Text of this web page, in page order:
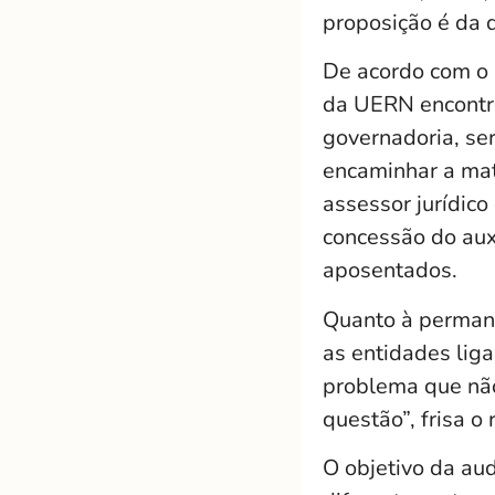
proposição é da
De acordo com
da UERN
governadoria,
encaminhar a
assessor
concessão do
aposentados.
Quanto à
as entidades
problema que
questão”, frisa o
O objetivo da